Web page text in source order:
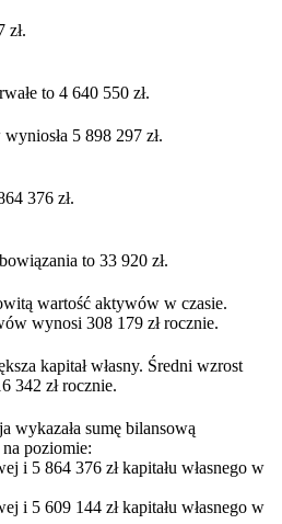
zł.
to 4 640 550 zł.
5 898 297 zł.
376 zł.
to 33 920 zł.
wartość aktywów w czasie.
wynosi 308 179 zł rocznie.
kapitał własny. Średni wzrost
342 zł rocznie.
wykazała sumę bilansową
na poziomie:
i 5 864 376 zł kapitału własnego w
i 5 609 144 zł kapitału własnego w